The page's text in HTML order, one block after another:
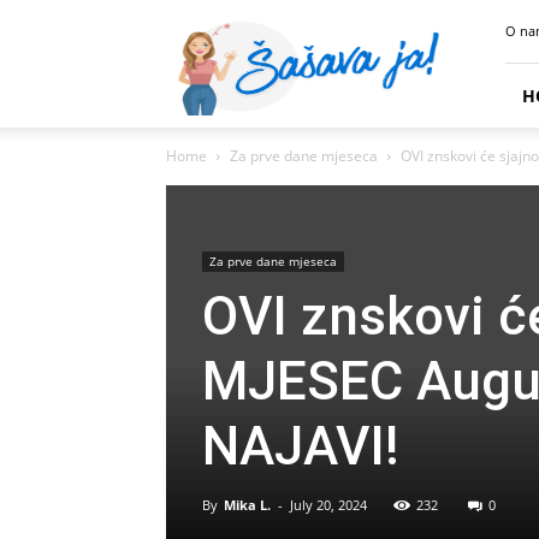
Ja
O
Home Za prve dane mjeseca OVI znskovi će sjajno
Za prve dane mjeseca
OVI znskovi
MJESEC
NAJAVI!
By Mika L. - July 20, 2024 232 0